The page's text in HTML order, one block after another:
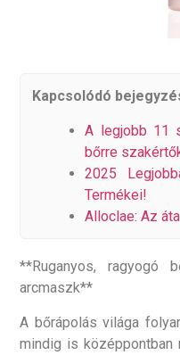
Kapcsolódó
A legjobb 11
bőrre
2025
Termékei!
Alloclae: Az
**Ruganyos, ragyogó
arcmaszk**
A bőrápolás világa
mindig is középpontban